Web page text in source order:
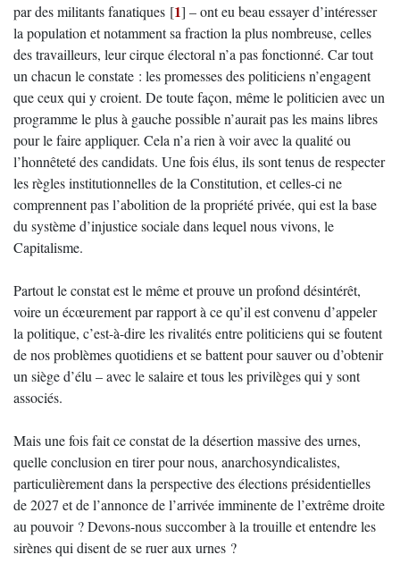
par des militants fanatiques [1] – ont eu beau essayer d’intéresser
la population et notamment sa fraction la plus nombreuse, celles
des travailleurs, leur cirque électoral n’a pas fonctionné. Car tout
un chacun le constate : les promesses des politiciens n’engagent
que ceux qui y croient. De toute façon, même le politicien avec un
programme le plus à gauche possible n’aurait pas les mains libres
pour le faire appliquer. Cela n’a rien à voir avec la qualité ou
l’honnêteté des candidats. Une fois élus, ils sont tenus de respecter
les règles institutionnelles de la Constitution, et celles-ci ne
comprennent pas l’abolition de la propriété privée, qui est la base
du système d’injustice sociale dans lequel nous vivons, le
Capitalisme.
Partout le constat est le même et prouve un profond désintérêt,
voire un écœurement par rapport à ce qu’il est convenu d’appeler
la politique, c’est-à-dire les rivalités entre politiciens qui se foutent
de nos problèmes quotidiens et se battent pour sauver ou d’obtenir
un siège d’élu – avec le salaire et tous les privilèges qui y sont
associés.
Mais une fois fait ce constat de la désertion massive des urnes,
quelle conclusion en tirer pour nous, anarchosyndicalistes,
particulièrement dans la perspective des élections présidentielles
de 2027 et de l’annonce de l’arrivée imminente de l’extrême droite
au pouvoir ? Devons-nous succomber à la trouille et entendre les
sirènes qui disent de se ruer aux urnes ?